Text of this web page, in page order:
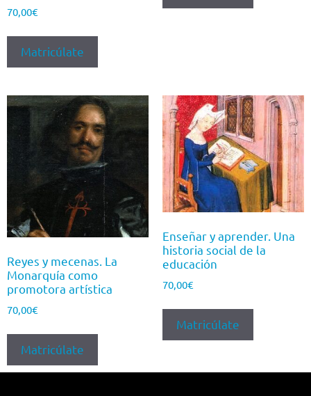
70,00€
Matricúlate
Reyes y mecenas. La
Monarquía como
promotora artística
70,00€
Matricúlate
Enseñar y aprender. Una
historia social de la
educación
70,00€
Matricúlate